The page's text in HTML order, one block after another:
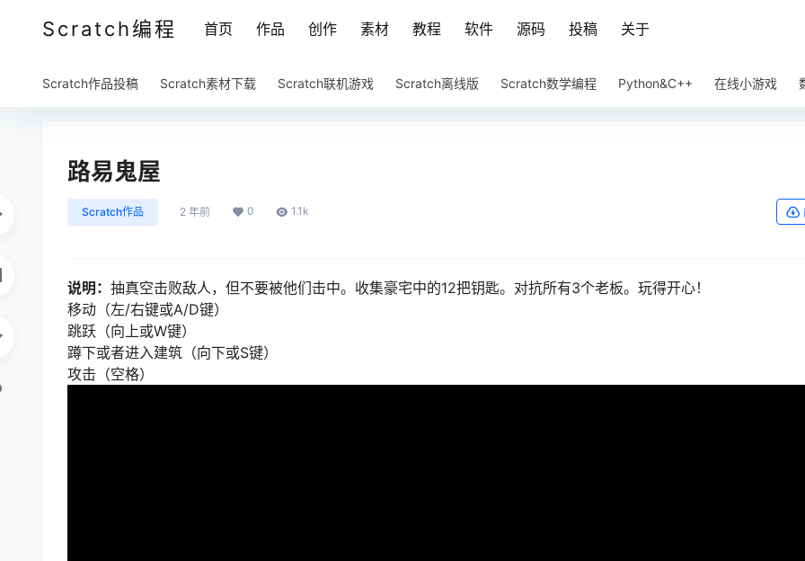
Scratch编程 首页 作品 创作 素材 教程 软件 源码 投稿 关于
Scratch作品投稿 Scratch素材下载 Scratch联机游戏 Scratch离线版 Scratch数学编程 Python&C++ 在线小游戏
路易鬼屋
Scratch作品 2 年前 0 1.1k
说明： 抽真空击败敌人，但不要被他们击中。收集豪宅中的12把钥匙。对抗所有3个老板。玩得开心！
移动（左/右键或A/D键）
跳跃（向上或W键）
蹲下或者进入建筑（向下或S键）
攻击（空格）